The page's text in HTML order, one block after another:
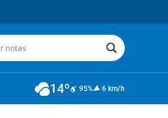
14º 95% 6 km/h